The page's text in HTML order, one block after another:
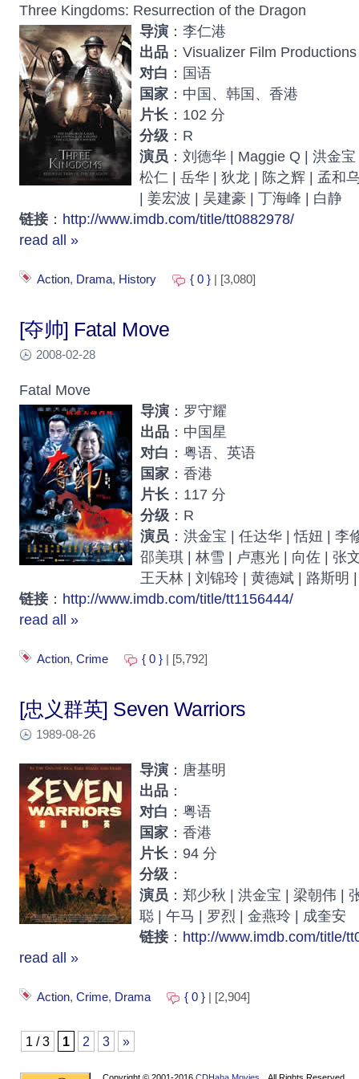
Three Kingdoms: Resurrection of the Dragon
导演 ：李仁港
出品 ：Visualizer Film Productions
对白 ：国语
国家 ：中国、韩国、香港
片长 ：102 分
分级 ：R
演员 ：刘德华 | Maggie Q | 洪金
松仁 | 岳华 | 狄龙 | 陈之辉 | 孟和
| 姜宏波 | 吴建豪 | 丁海峰 | 白静
链接 ： http://www.imdb.com/title/tt0882978/
read all »
Action, Drama, History { 0 } | [3,080]
[夺帅] Fatal Move
2008-02-28
Fatal Move
导演 ：罗守耀
出品 ：中国星
对白 ：粤语、英语
国家 ：香港
片长 ：117 分
分级 ：R
演员 ：洪金宝 | 任达华 | 恬妞 | 李
邵美琪 | 林雪 | 卢惠光 | 向佐 | 张
王天林 | 刘锦玲 | 黄德斌 | 路斯明
链接 ： http://www.imdb.com/title/tt1156444/
read all »
Action, Crime { 0 } | [5,792]
[忠义群英] Seven Warriors
1989-08-26
导演 ：唐基明
出品 ：
对白 ：粤语
国家 ：香港
片长 ：94 分
分级 ：
演员 ：郑少秋 | 洪金宝 | 梁朝伟 |
聪 | 午马 | 罗烈 | 金燕玲 | 成奎安
链接 ： http://www.imdb.com/title/
read all »
Action, Crime, Drama { 0 } | [2,904]
1 / 3 1 2 3 »